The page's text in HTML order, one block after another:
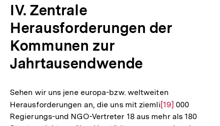
IV. Zentrale
Herausforderungen der
Kommunen zur
Jahrtausendwende
Sehen wir uns jene europa-bzw. weltweiten
Herausforderungen an, die uns mit ziemliZur
Auflösung
[19] 000
Regierungs-und NGO-Vertreter 18 aus mehr als 180